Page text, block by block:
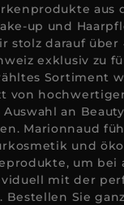
aus
up und
stolz darauf über
exklusiv zu
Sortiment
von
an
Marionnaud
und
um bei
mit der
Bestellen Sie